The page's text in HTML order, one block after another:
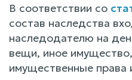
В соответствии со
состав наследства
наследодателю на
вещи, иное
имущественные права